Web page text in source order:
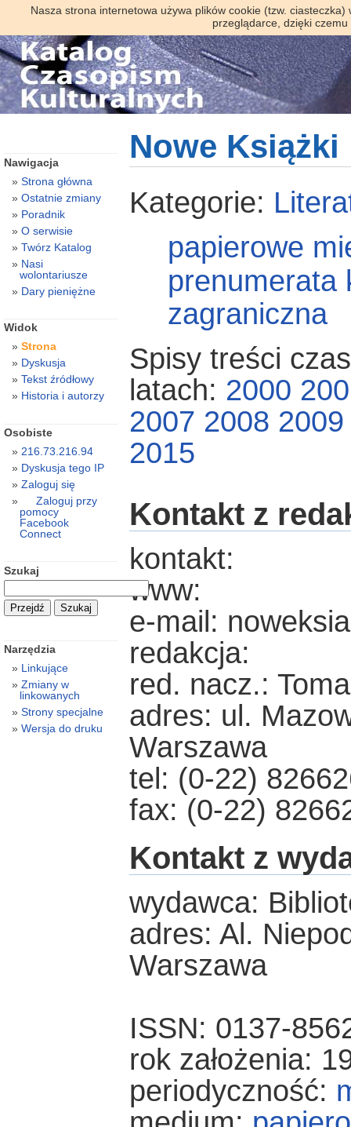
Nasza strona internetowa używa plików cookie (tzw.
przeglądarce, dzięki
Nowe Książki
Kategorie:
papierowe
prenumerata
zagraniczna
Spisy treści
latach: 2000
2007 2008 2009
2015
Kontakt z
kontakt:
www:
e-mail:
redakcja:
red. nacz.:
adres: ul.
Warszawa
tel: (0-22)
fax: (0-22)
Kontakt z
wydawca:
adres: Al.
Warszawa
ISSN: 0137-
rok założenia:
periodyczność:
Nawigacja
Strona główna
Ostatnie zmiany
Poradnik
O serwisie
Twórz Katalog
Nasi
wolontariusze
Dary pieniężne
Widok
Strona
Dyskusja
Tekst źródłowy
Historia i autorzy
Osobiste
216.73.216.94
Dyskusja tego IP
Zaloguj się
Zaloguj przy
pomocy
Facebook
Connect
Szukaj
Narzędzia
Linkujące
Zmiany w
linkowanych
Strony specjalne
Wersja do druku